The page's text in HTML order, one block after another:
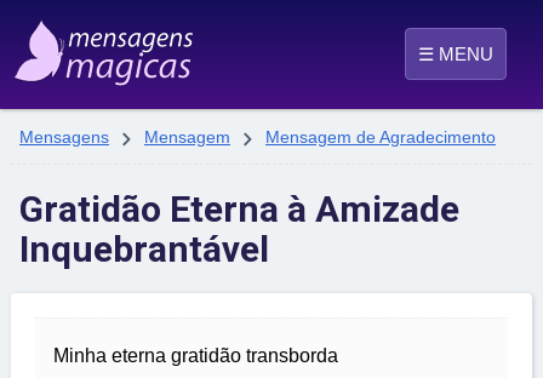
☰ MENU
Mensagens  Mensagem  Mensagem de Agradecimento
Gratidão Eterna à Amizade
Inquebrantável
Minha eterna gratidão transborda